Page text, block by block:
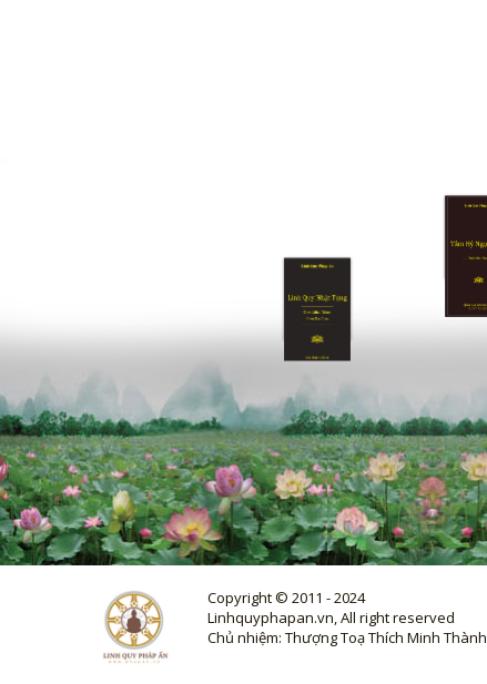
Copyright © 2011 - 2024
Linhquyphapan.vn, All right reserved
Chủ nhiệm: Thượng Toạ Thích Minh Thành